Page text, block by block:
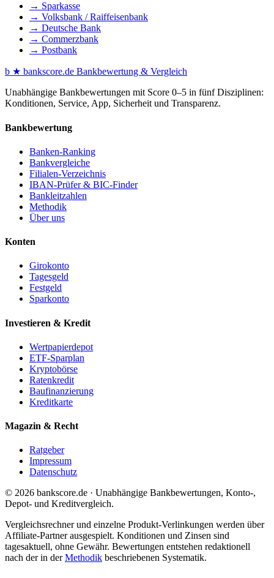
→ Sparkasse
→ Volksbank / Raiffeisenbank
→ Deutsche Bank
→ Commerzbank
→ Postbank
b ★ bankscore.de Bankbewertung & Vergleich
Unabhängige Bankbewertungen mit Score 0–5 in fünf Disziplinen:
Konditionen, Service, App, Sicherheit und Transparenz.
Bankbewertung
Banken-Ranking
Bankvergleiche
Filialen-Verzeichnis
IBAN-Prüfer & BIC-Finder
Bankleitzahlen
Methodik
Über uns
Konten
Girokonto
Tagesgeld
Festgeld
Sparkonto
Investieren & Kredit
Wertpapierdepot
ETF-Sparplan
Kryptobörse
Ratenkredit
Baufinanzierung
Kreditkarte
Magazin & Recht
Ratgeber
Impressum
Datenschutz
© 2026 bankscore.de · Unabhängige Bankbewertungen, Konto-,
Depot- und Kreditvergleich.
Vergleichsrechner und einzelne Produkt-Verlinkungen werden über
Affiliate-Partner ausgespielt. Konditionen und Zinsen sind
tagesaktuell, ohne Gewähr. Bewertungen entstehen redaktionell
nach der in derMethodik beschriebenen Systematik.